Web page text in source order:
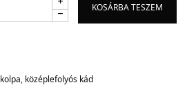
KOSÁRBA TESZEM
kolpa, középlefolyós kád